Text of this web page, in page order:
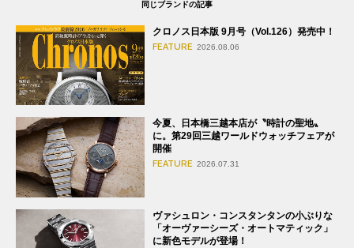
同じブランドの記事
クロノス日本版 9月号（Vol.126）発売中！
FEATURE 2026.08.06
今夏、日本橋三越本店が〝時計の聖地〟
に。第29回三越ワールドウォッチフェアが
開催
FEATURE 2026.07.31
ヴァシュロン・コンスタンタンの小ぶりな
「オーヴァーシーズ・オートマティック」
に新色モデルが登場！